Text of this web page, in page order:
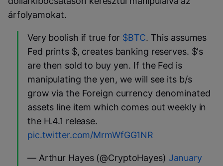
árfolyamokat.
Very boolish if true for $BTC. This assumes
Fed prints $, creates banking reserves. $'s
are then sold to buy yen. If the Fed is
manipulating the yen, we will see its b/s
grow via the Foreign currency denominated
assets line item which comes out weekly in
the H.4.1 release.
pic.twitter.com/MrmWfGG1NR
— Arthur Hayes (@CryptoHayes) January